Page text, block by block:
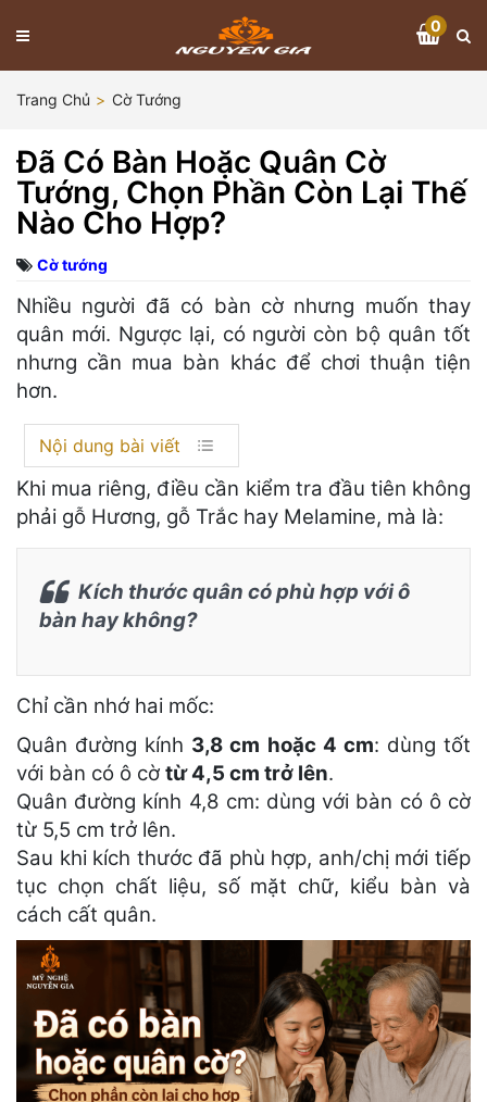
0
Trang Chủ Cờ Tướng
Đã Có Bàn Hoặc Quân Cờ
Tướng, Chọn Phần Còn Lại Thế
Nào Cho Hợp?
Cờ tướng
Nhiều người đã có bàn cờ nhưng muốn thay
quân mới. Ngược lại, có người còn bộ quân tốt
nhưng cần mua bàn khác để chơi thuận tiện
hơn.
Nội dung bài viết
Khi mua riêng, điều cần kiểm tra đầu tiên không
phải gỗ Hương, gỗ Trắc hay Melamine, mà là:
Kích thước quân có phù hợp với ô
bàn hay không?
Chỉ cần nhớ hai mốc:
Quân đường kính 3,8 cm hoặc 4 cm: dùng tốt
với bàn có ô cờ từ 4,5 cm trở lên.
Quân đường kính 4,8 cm: dùng với bàn có ô cờ
từ 5,5 cm trở lên.
Sau khi kích thước đã phù hợp, anh/chị mới tiếp
tục chọn chất liệu, số mặt chữ, kiểu bàn và
cách cất quân.